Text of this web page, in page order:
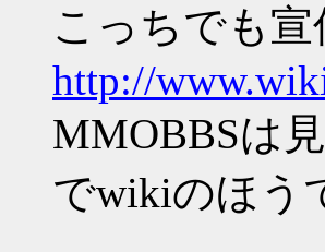
こっちでも宣
http://
MMOBBSは
でwikiのほう